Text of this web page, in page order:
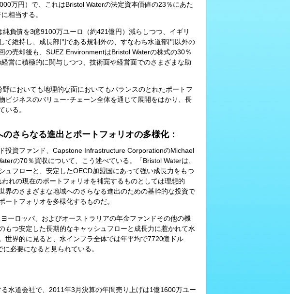
万円）で、これはBristol Waterの法定資本価値の23％にあた
相当する。
負債を3億9100万ユーロ（約421億円）減らしつつ、イギリ
て維持し、成長部門である規制外の、すなわち水道部門以外の
の売却後も、SUEZ EnvironmentはBristol Waterの株式の30％
営に積極的に関与しつつ、技術面や経営面でのさまざまな助
においても地理的な面においてもバランスのとれたポートフ
ビジネスのバリュー･チェーン全体を通じて展開をはかり、長
いる。
さらなる進出とポートフォリオの多様化：
投資ファンド、Capstone Infrastructure CorporationのMichael
の70％買収について、こう述べている。「Bristol Waterは、
ュフローと、安定したOECD加盟国にあって強い成長力をもつ
れの現在のポートフォリオを補完するものとしては理想的
界のさまざまな地域へのさらなる進出のための基幹的な投資で
トフォリオを多様化するものだ。
ーロッパ、およびオーストラリアの年金ファンドその他の機
もつ安定した長期的なキャッシュフローと成長力に惹かれて水
世界的に見ると、水インフラ全体では年平均で7720億ドル
必要になると見られている。
水道会社で、2011年3月決算の年間売り上げは1億1600万ユー